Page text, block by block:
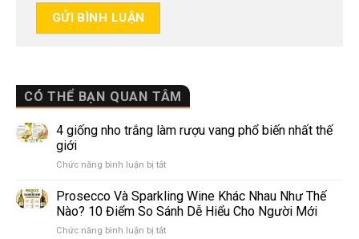
CÓ THỂ BẠN QUAN TÂM
4 giống nho trắng làm rượu vang phổ biến nhất thế
giới
Chức năng bình luận bị tắtở
giống
nho
trắng
làm
Prosecco Và Sparkling Wine Khác Nhau Như Thế
Nào? 10 Điểm So Sánh Dễ Hiểu Cho Người Mới
Chức năng bình luận bị tắtở